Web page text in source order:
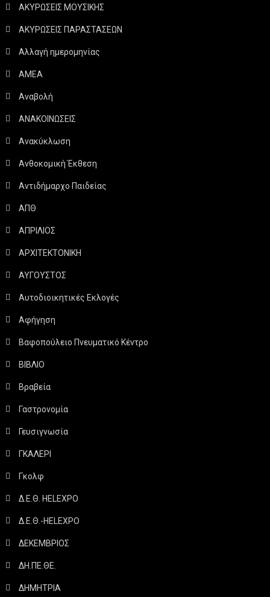
ΑΚΥΡΩΣΕΙΣ ΜΟΥΣΙΚΗΣ
ΑΚΥΡΩΣΕΙΣ ΠΑΡΑΣΤΑΣΕΩΝ
Αλλαγή ημερομηνίας
ΑΜΕΑ
Αναβολή
ΑΝΑΚΟΙΝΩΣΕΙΣ
Ανακύκλωση
Ανθοκομική Έκθεση
Αντιδήμαρχο Παιδείας
ΑΠΘ
ΑΠΡΙΛΙΟΣ
ΑΡΧΙΤΕΚΤΟΝΙΚΗ
ΑΥΓΟΥΣΤΟΣ
Αυτοδιοικητικές Εκλογές
Αφήγηση
Βαφοπούλειο Πνευματικό Κέντρο
ΒΙΒΛΙΟ
Βραβεία
Γαστρονομία
Γευσιγνωσία
ΓΚΑΛΕΡΙ
Γκολφ
Δ.Ε.Θ. HELEXPO
Δ.Ε.Θ.-HELEXPO
ΔΕΚΕΜΒΡΙΟΣ
ΔΗ.ΠΕ.ΘΕ.
ΔΗΜΗΤΡΙΑ